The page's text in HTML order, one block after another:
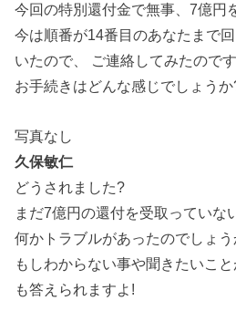
今回の特別還付金で無事、7億円
今は順番が14番目のあなたまで
いたので、 ご連絡してみたのです
お手続きはどんな感じでしょうか
写真なし
久保敏仁
どうされました?
まだ7億円の還付を受取っていな
何かトラブルがあったのでしょう
もしわからない事や聞きたいこ
も答えられますよ!